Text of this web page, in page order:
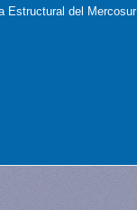
Estructural del Mercosur